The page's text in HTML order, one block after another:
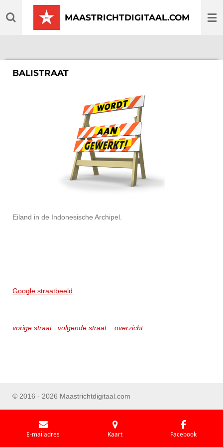
direct
MAASTRICHTDIGITAAL.COM
BALISTRAAT
Eiland in de Indonesische Archipel.
Google straatbeeld
vorige straat volgende straat overzicht
© 2016 - 2026 Maastrichtdigitaal.com
E-mailadres Kaart Facebook